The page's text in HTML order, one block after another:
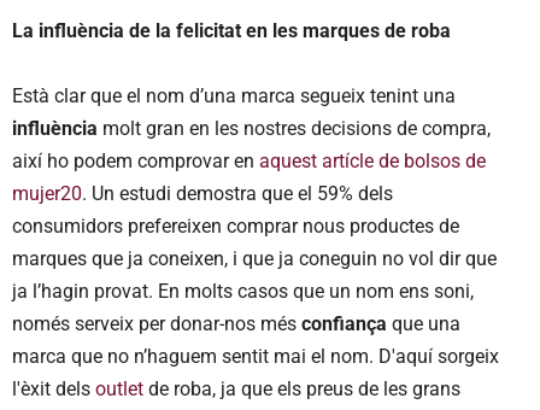
La influència de la felicitat en les marques de roba
Està clar que el nom d’una marca segueix tenint una
influència molt gran en les nostres decisions de compra,
així ho podem comprovar en aquest artícle de bolsos de
mujer20. Un estudi demostra que el 59% dels
consumidors prefereixen comprar nous productes de
marques que ja coneixen, i que ja coneguin no vol dir que
ja l’hagin provat. En molts casos que un nom ens soni,
només serveix per donar-nos més confiança que una
marca que no n’haguem sentit mai el nom. D'aquí sorgeix
l'èxit dels outlet de roba, ja que els preus de les grans